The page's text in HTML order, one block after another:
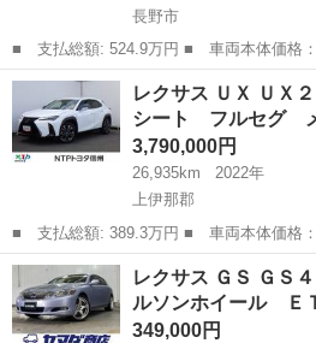
長野市
■ 支払総額: 524.9万円 ■ 車両本体価格： 5,118,000 円 ■ メーカ
ー名： レクサス ■ 車種名： ＮＸ ■
ｈ バージョンＬ ４ＷＤ 純正１４型ナビ
ーディオ...
長野 長野市 レクサス
レクサス ＵＸ Ｕ
シート フルセグ
3,790,000円
26,935km
2022年
上伊那郡
■ 支払総額: 389.3万円 ■ 車両本体価格： 3,790,000 円 ■ メーカ
ー名： レクサス ■ 車種名： ＵＸ ■
ｈ Ｆスポーツ 革シート フルセグ
バックカ...
長野 上伊那郡 レクサス
レクサス ＧＳ Ｇ
ルソンホイール
349,000円